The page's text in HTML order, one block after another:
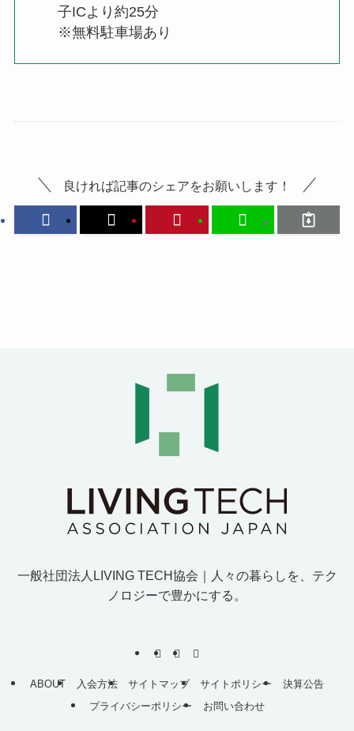
子ICより約25分
※無料駐車場あり
良ければ記事のシェアをお願いします！
一般社団法人LIVING TECH協会｜人 々の暮ら し を テク
ノ ロ ジーで豊かにする
ABOUT 入会方法 サイトマップ サイトポリシー
決算公告
プライバシーポリシー
お問い合わせ